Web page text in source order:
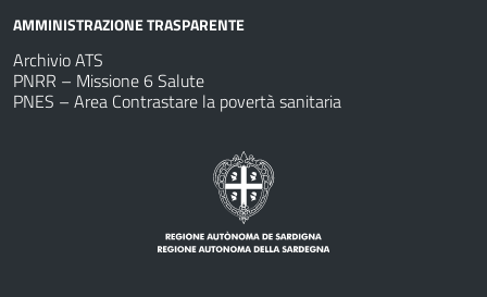
AMMINISTRAZIONE TRASPARENTE
Archivio ATS
PNRR – Missione 6 Salute
PNES – Area Contrastare la povertà sanitaria